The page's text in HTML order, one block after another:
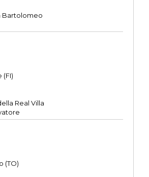
Bartolomeo
(FI)
Real Villa
(TO)